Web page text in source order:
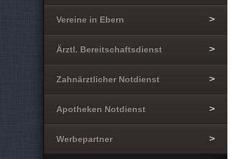
Vereine in Ebern
Ärztl. Bereitschaftsdienst
Zahnärztlicher Notdienst
Apotheken Notdienst
Werbepartner